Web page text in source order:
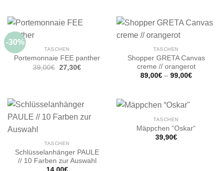
-30%
TASCHEN
Portemonnaie FEE panther
39,00€ Ursprünglicher
27,30€Aktueller
TASCHEN
Shopper GRETA Canvas
creme // orangerot
89,00€– 99,00€
TASCHEN
Schlüsselanhänger PAULE
// 10 Farben zur Auswahl
TASCHEN
Mäppchen “Oskar“
39,90€